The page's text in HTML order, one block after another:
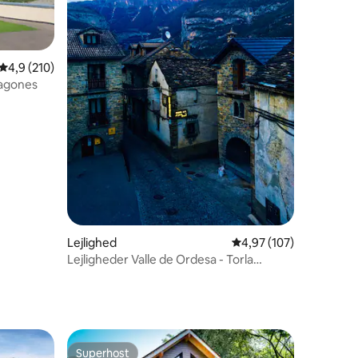
ud af 5 i gennemsnitlig bedømmelse, 210 omtaler
4,9 (210)
Lejlighed 4,97 ud af 5 i
4,97 (107)
Lejligheder Valle de Ordesa - Torla
Superhost